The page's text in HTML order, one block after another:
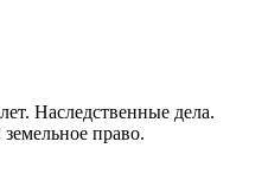
Наследственные дела.
право.